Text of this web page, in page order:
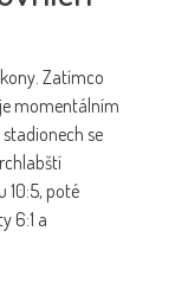
Zatímco
momentálním
se
10:5, poté
6:1 a